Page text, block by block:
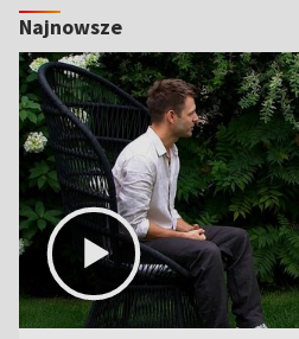
Najnowsze